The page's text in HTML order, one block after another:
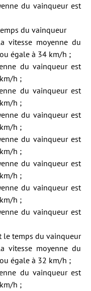
du vainqueur est
du vainqueur
vitesse moyenne du
égale à 34 km/h ;
du vainqueur est
h ;
du vainqueur est
h ;
du vainqueur est
h ;
du vainqueur est
h ;
du vainqueur est
h ;
du vainqueur est
h ;
du vainqueur est
le temps du vainqueur
vitesse moyenne du
égale à 32 km/h ;
du vainqueur est
h ;